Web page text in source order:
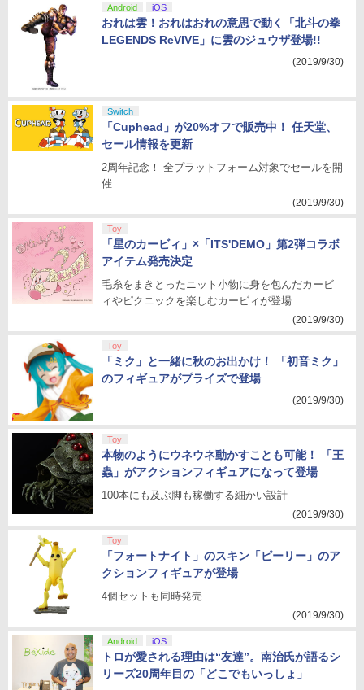
Android iOS
おれは雲！おれはおれの意思で動く「北斗の拳
LEGENDS ReVIVE」に雲のジュウザ登場!!
(2019/9/30)
Switch
「Cuphead」が20%オフで販売中！ 任天堂、
セール情報を更新
2周年記念！ 全プラットフォーム対象でセールを開
催
(2019/9/30)
Toy
「星のカービィ」×「ITS'DEMO」第2弾コラボ
アイテム発売決定
毛糸をまきとったニット小物に身を包んだカービ
ィやピクニックを楽しむカービィが登場
(2019/9/30)
Toy
「ミク」と一緒に秋のお出かけ！ 「初音ミク」
のフィギュアがプライズで登場
(2019/9/30)
Toy
本物のようにウネウネ動かすことも可能！ 「王
蟲」がアクションフィギュアになって登場
100本にも及ぶ脚も稼働する細かい設計
(2019/9/30)
Toy
「フォートナイト」のスキン「ピーリー」のア
クションフィギュアが登場
4個セットも同時発売
(2019/9/30)
Android iOS
トロが愛される理由は“友達”。南治氏が語るシ
リーズ20周年目の「どこでもいっしょ」